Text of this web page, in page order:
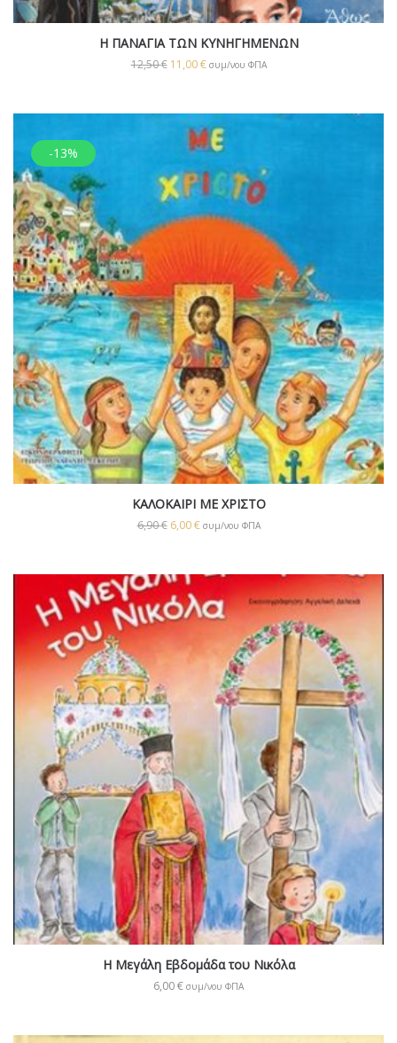
Η ΠΑΝΑΓΙΑ ΤΩΝ ΚΥΝΗΓΗΜΕΝΩΝ
12,50€ 11,00€ συμ/νου ΦΠΑ
-13%
ΚΑΛΟΚΑΙΡΙ ΜΕ ΧΡΙΣΤΟ
6,90€ 6,00€ συμ/νου ΦΠΑ
Η Μεγάλη Εβδομάδα του Νικόλα
6,00€ συμ/νου ΦΠΑ